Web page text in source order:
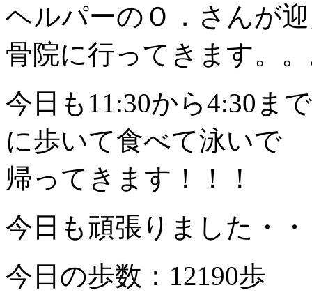
ヘルパーのＯ．さんが
骨院に行ってきます。
今日も11:30から4:30ま
に歩いて食べて泳いで
帰ってきます！！！
今日も頑張りました・
今日の歩数：12190歩